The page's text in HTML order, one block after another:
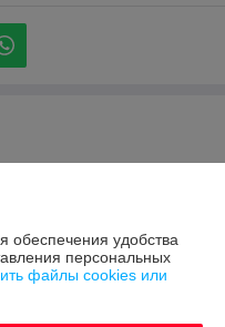
удобства
персональных
файлы cookies или